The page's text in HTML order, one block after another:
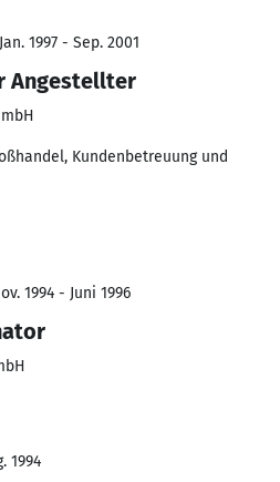
1997 - Sep. 2001
Angestellter
Kundenbetreuung und
1994 - Juni 1996
1994